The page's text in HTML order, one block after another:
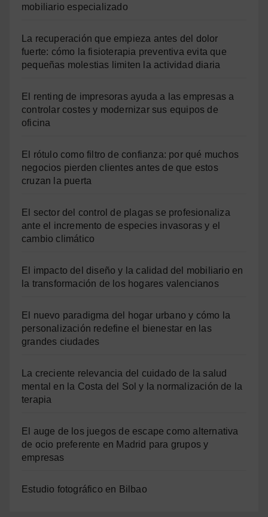
mobiliario especializado
La recuperación que empieza antes del dolor
fuerte: cómo la fisioterapia preventiva evita que
pequeñas molestias limiten la actividad diaria
El renting de impresoras ayuda a las empresas a
controlar costes y modernizar sus equipos de
oficina
El rótulo como filtro de confianza: por qué muchos
negocios pierden clientes antes de que estos
cruzan la puerta
El sector del control de plagas se profesionaliza
ante el incremento de especies invasoras y el
cambio climático
El impacto del diseño y la calidad del mobiliario en
la transformación de los hogares valencianos
El nuevo paradigma del hogar urbano y cómo la
personalización redefine el bienestar en las
grandes ciudades
La creciente relevancia del cuidado de la salud
mental en la Costa del Sol y la normalización de la
terapia
El auge de los juegos de escape como alternativa
de ocio preferente en Madrid para grupos y
empresas
Estudio fotográfico en Bilbao